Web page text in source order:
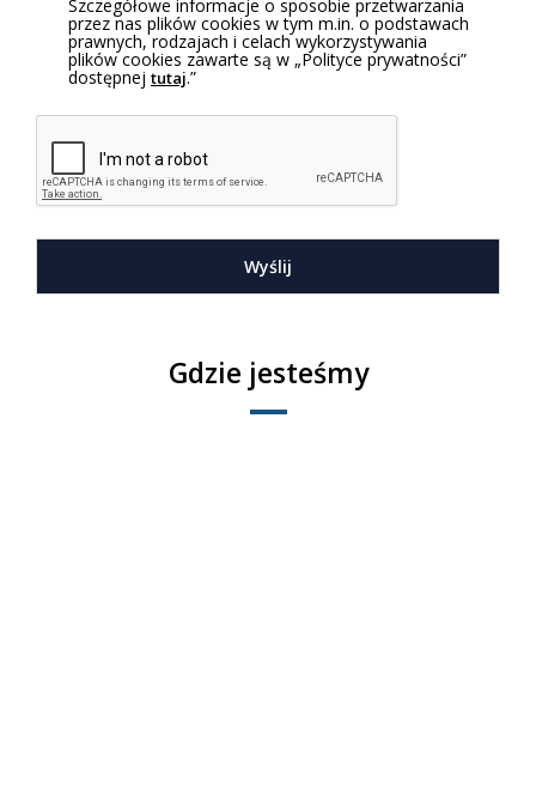
Szczegółowe informacje o sposobie przetwarzania
przez nas plików cookies w tym m.in. o podstawach
prawnych, rodzajach i celach wykorzystywania
plików cookies zawarte są w „Polityce prywatności”
dostępnej tutaj.”
Wyślij
Gdzie jesteśmy